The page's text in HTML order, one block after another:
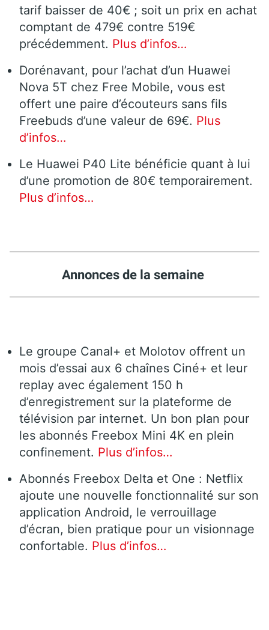
tarif baisser de 40€ ; soit un prix en achat
comptant de 479€ contre 519€
précédemment. Plus d’infos…
Dorénavant, pour l’achat d’un Huawei
Nova 5T chez Free Mobile, vous est
offert une paire d’écouteurs sans fils
Freebuds d’une valeur de 69€. Plus
d’infos…
Le Huawei P40 Lite bénéficie quant à lui
d’une promotion de 80€ temporairement.
Plus d’infos…
Annonces de la semaine
Le groupe Canal+ et Molotov offrent un
mois d’essai aux 6 chaînes Ciné+ et leur
replay avec également 150 h
d’enregistrement sur la plateforme de
télévision par internet. Un bon plan pour
les abonnés Freebox Mini 4K en plein
confinement. Plus d’infos…
Abonnés Freebox Delta et One : Netflix
ajoute une nouvelle fonctionnalité sur son
application Android, le verrouillage
d’écran, bien pratique pour un visionnage
confortable. Plus d’infos…